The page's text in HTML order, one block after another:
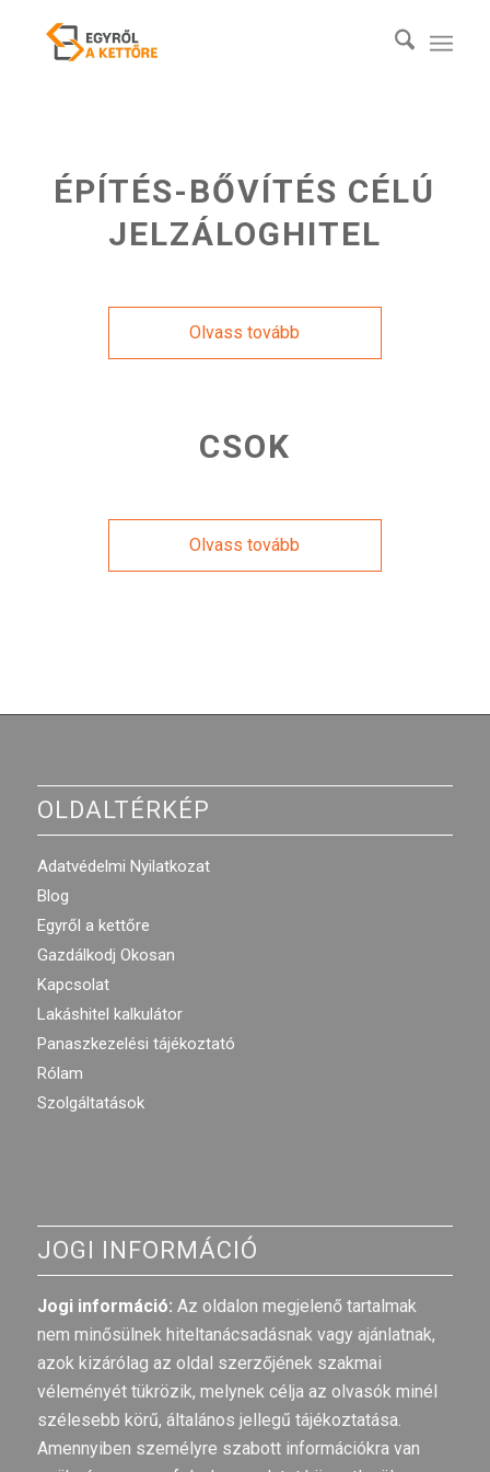
ÉPÍTÉS-BŐVÍTÉS CÉLÚ
JELZÁLOGHITEL
Olvass tovább
CSOK
Olvass tovább
OLDALTÉRKÉP
Adatvédelmi Nyilatkozat
Blog
Egyről a kettőre
Gazdálkodj Okosan
Kapcsolat
Lakáshitel kalkulátor
Panaszkezelési tájékoztató
Rólam
Szolgáltatások
JOGI INFORMÁCIÓ
Jogi információ: Az oldalon megjelenő tartalmak
nem minősülnek hiteltanácsadásnak vagy ajánlatnak,
azok kizárólag az oldal szerzőjének szakmai
véleményét tükrözik, melynek célja az olvasók minél
szélesebb körű, általános jellegű tájékoztatása.
Amennyiben személyre szabott információkra van